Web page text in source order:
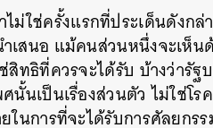
ม่ใช่ครั้งแรกที่ประเด็นดังก
เสนอ แม้คนส่วนหนึ่งจะเห็
ทธิที่ควรจะได้รับ บ้างว่ารัฐ
นั้นเป็นเรื่องส่วนตัว ไม่ใช่โ
ในการที่จะได้รับการศัลยกร